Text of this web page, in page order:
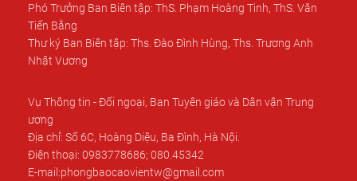
Phó Trưởng Ban Biên tập: ThS. Phạm Hoàng Tinh, ThS. Văn
Tiến Bằng
Thư ký Ban Biên tập: Ths. Đào Đình Hùng, Ths. Trương Anh
Nhật Vương
Vụ Thông tin - Đối ngoại, Ban Tuyên giáo và Dân vận Trung
ương
Địa chỉ: Số 6C, Hoàng Diệu, Ba Đình, Hà Nội.
Điện thoại: 0983778686; 080.45342
E-mail:phongbaocaovientw@gmail.com